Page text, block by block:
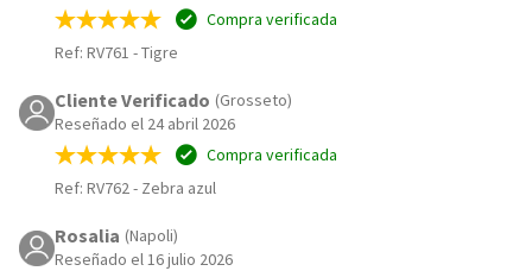
Compra verificada
Ref: RV761 -Tigre
Cliente Verificado (Grosseto)
Reseñado el 24 abril 2026
Compra verificada
Ref: RV762 - Zebra azul
Rosalia (Napoli)
Reseñado el 16 julio 2026